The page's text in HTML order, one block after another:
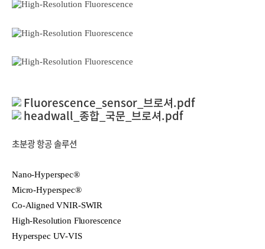
초분광 항공 솔루션
Nano-Hyperspec®
Micro-Hyperspec®
Co-Aligned VNIR-SWIR
High-Resolution Fluorescence
Hyperspec UV-VIS
Fluorescence_sensor_브로셔.pdf
headwall_종합_국문_브로셔.pdf